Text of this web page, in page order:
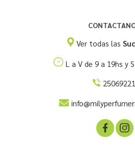
Ver todas las
L a V de 9 a 19hs y
25069221